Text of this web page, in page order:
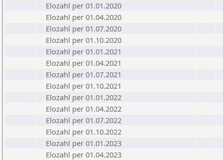
Elozahl per 01.01.2020
Elozahl per 01.04.2020
Elozahl per 01.07.2020
Elozahl per 01.10.2020
Elozahl per 01.01.2021
Elozahl per 01.04.2021
Elozahl per 01.07.2021
Elozahl per 01.10.2021
Elozahl per 01.01.2022
Elozahl per 01.04.2022
Elozahl per 01.07.2022
Elozahl per 01.10.2022
Elozahl per 01.01.2023
Elozahl per 01.04.2023